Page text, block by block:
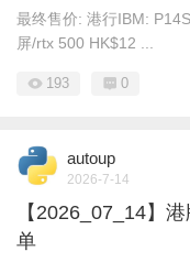
最终售价: 港行IBM:
屏/rtx 500 HK$12 ...
193 0
autoup
2026-7-14
【2026_07_14】
单